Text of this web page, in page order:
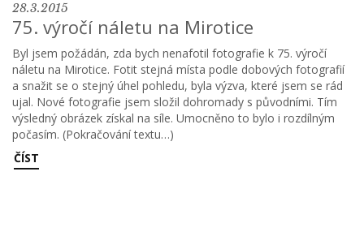
28.3.2015
75. výročí náletu na Mirotice
Byl jsem požádán, zda bych nenafotil fotografie k 75. výročí
náletu na Mirotice. Fotit stejná místa podle dobových fotografií
a snažit se o stejný úhel pohledu, byla výzva, které jsem se rád
ujal. Nové fotografie jsem složil dohromady s původními. Tím
výsledný obrázek získal na síle. Umocněno to bylo i rozdílným
počasím. (Pokračování textu…)
ČÍST